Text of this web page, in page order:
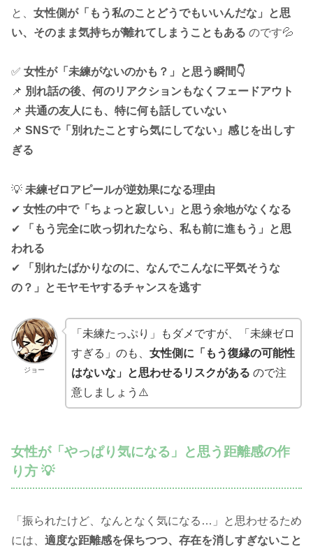
と、 女性側が「もう私のことどうでもいいんだな」と思
い、そのまま気持ちが離れてしまうこともある のです💦
✅ 女性が「未練がないのかも？」と思う瞬間👇
📌 別れ話の後、何のリアクションもなくフェードアウト
📌 共通の友人にも、特に何も話していない
📌 SNSで「別れたことすら気にしてない」感じを出しす
ぎる
💡 未練ゼロアピールが逆効果になる理由
✔ 女性の中で「ちょっと寂しい」と思う余地がなくなる
✔
「もう完全に吹っ切れたなら、私も前に進もう」と思
われる
✔
「別れたばかりなのに、なんでこんなに平気そうな
の？」とモヤモヤするチャンスを逃す
ジョー
「未練たっぷり」もダメですが、「未練ゼロ
すぎる」のも、 女性側に「もう復縁の可能性
はないな」と思わせるリスクがある ので注
意しましょう⚠️
女性が「やっぱり気になる」と思う距離感の作
り方 💡
「振られたけど、なんとなく気になる…」と思わせるため
には、 適度な距離感を保ちつつ、存在を消しすぎないこと